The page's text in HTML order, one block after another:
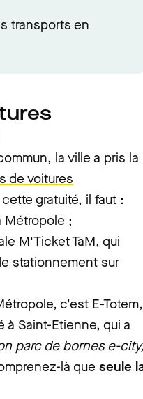
transports en
la ville a pris la
de voitures
gratuité, il faut :
Métropole ;
M'Ticket TaM, qui
stationnement sur
c'est E-Totem,
Saint-Etienne, qui a
parc de bornes e-city,
là que seule